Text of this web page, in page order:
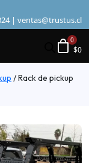
| ventas@trustus.cl
$0
/Rack de pickup